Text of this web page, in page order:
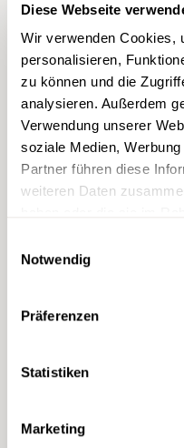
Diese Webseite
Wir verwenden Cookies,
personalisieren,
zu können und die
analysieren. Außerdem
Verwendung unserer
soziale Medien,
Partner führen diese
weiteren Daten
Notwendig
Präferenzen
Statistiken
Marketing
können die kantonalen
Fachorganisationen im
Wanderwege, gestützt
Vorhaben in ihrem
erheben und
hierzu eine
Wanderwege.
festzuhalten.
Die Schweizer
Wanderweg-